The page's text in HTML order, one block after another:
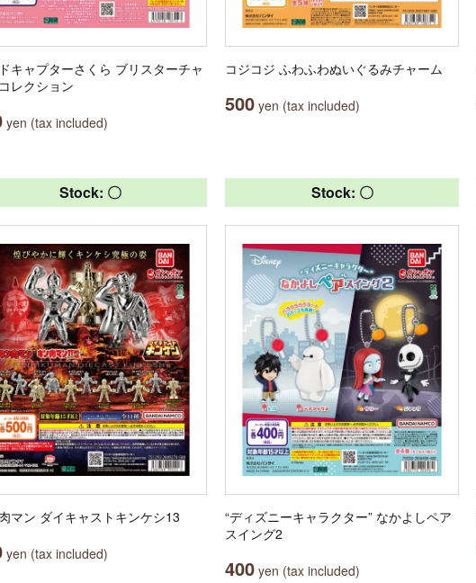
キャプターさくら ブリスターチャ
レクション
yen (tax included)
コジコジ ふわふわぬいぐるみチャーム
500 yen (tax included)
Stock: 〇
マン ダイキャストキンケシ13
yen (tax included)
Stock: 〇
“ディズニーキャラクター” なかよしペア
スイング2
400 yen (tax included)